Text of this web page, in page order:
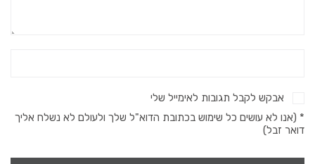
אבקש לקבל תגובות לאימייל שלי
* (אנו לא עושים כל שימוש בכתובת הדוא"ל שלך ולעולם לא נשלח אליך
דואר זבל)